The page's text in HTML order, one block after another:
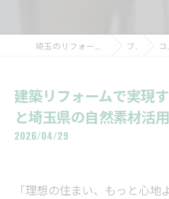
ブログ コラム
建築リフォームで実現
と埼玉県の自然素材活
2026/04/29
「理想の住まい、もっと心地